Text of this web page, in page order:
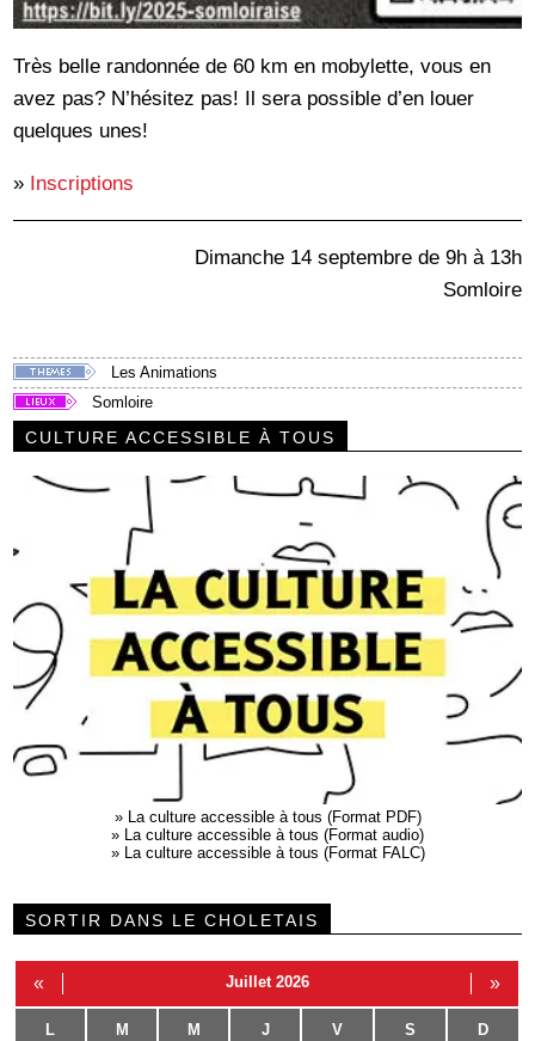
Très belle randonnée de 60 km en mobylette, vous en
avez pas? N’hésitez pas! Il sera possible d’en louer
quelques unes!
» Inscriptions
Dimanche 14 septembre de 9h à 13h
Somloire
Les Animations
Somloire
CULTURE ACCESSIBLE À TOUS
» La culture accessible à tous (Format PDF)
» La culture accessible à tous (Format audio)
» La culture accessible à tous (Format FALC)
SORTIR DANS LE CHOLETAIS
« Juillet 2026 »
L M M J V S D